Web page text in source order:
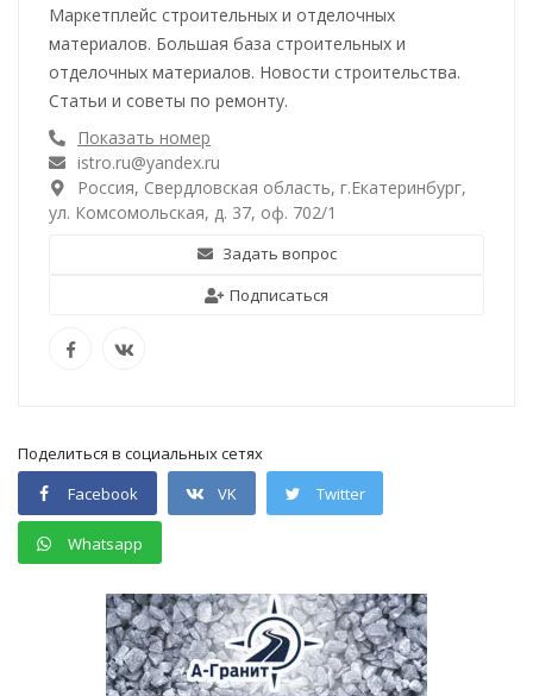
Маркетплейс строительных и отделочных
материалов. Большая база строительных и
отделочных материалов. Новости строительства.
Статьи и советы по ремонту.
Показать номер
istro.ru@yandex.ru
Россия, Свердловская область, г.Екатеринбург,
ул. Комсомольская, д. 37, оф. 702/1
Задать вопрос
Подписаться
Поделиться в социальных сетях
Facebook
VK Twitter
Whatsapp